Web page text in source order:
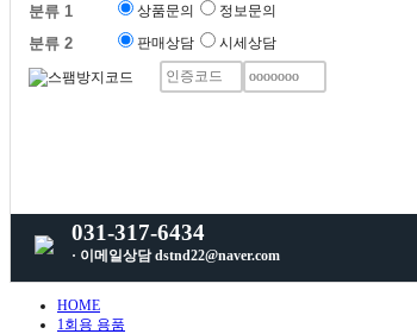
분류 1
상품문의 정보문의
분류 2 판매상담 시세상담
031-317-6434
· 이메일상담 dstnd22@naver.com
HOME
1회용 용품